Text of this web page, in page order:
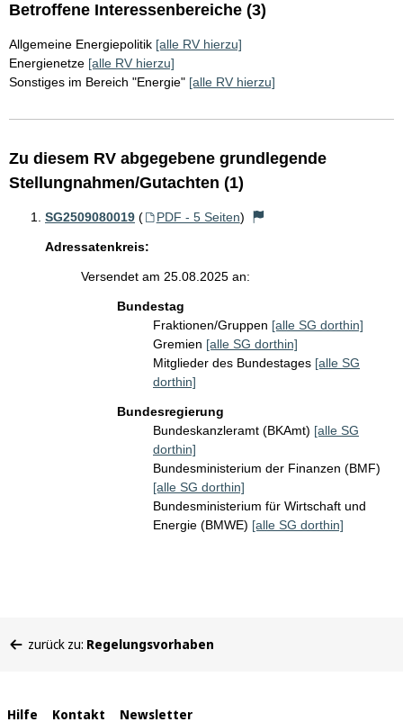
Betroffene Interessenbereiche (3)
Allgemeine Energiepolitik [alle RV hierzu]
Energienetze [alle RV hierzu]
Sonstiges im Bereich "Energie" [alle RV hierzu]
Zu diesem RV abgegebene grundlegende
Stellungnahmen/Gutachten (1)
SG2509080019 ( PDF - 5 Seiten)
Adressatenkreis:
Versendet am 25.08.2025 an:
Bundestag
Fraktionen/Gruppen [alle SG dorthin]
Gremien [alle SG dorthin]
Mitglieder des Bundestages [alle SG
dorthin]
Bundesregierung
Bundeskanzleramt (BKAmt) [alle SG
dorthin]
Bundesministerium der Finanzen (BMF)
[alle SG dorthin]
Bundesministerium für Wirtschaft und
Energie (BMWE) [alle SG dorthin]
befinden
zurück zu: Regelungsvorhaben
Hilfe Kontakt Newsletter